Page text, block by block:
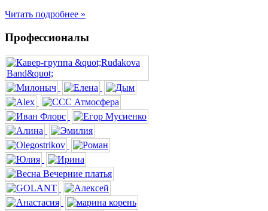
Читать подробнее »
Профессионалы